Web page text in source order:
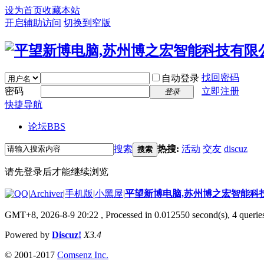
设为首页收藏本站
开启辅助访问 切换到窄版
自动登录 找回密码
密码
登录
立即注册
快捷导航
论坛BBS
搜索 搜索 热搜: 活动 交友 discuz
请先登录后才能继续浏览
|Archiver|手机版|小黑屋|平望新博电脑,苏州博之宏智能科
GMT+8, 2026-8-9 20:22 , Processed in 0.012550 second(s), 4
Powered by Discuz! X3.4
© 2001-2017 Comsenz Inc.